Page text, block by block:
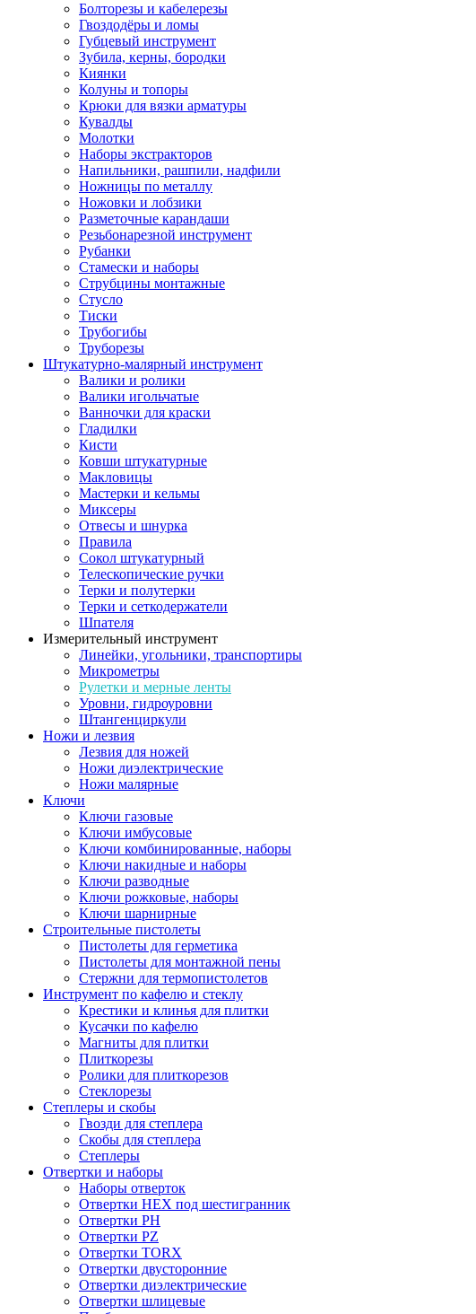
Болторезы и кабелерезы
Гвоздодёры и ломы
Губцевый инструмент
Зубила, керны, бородки
Киянки
Колуны и топоры
Крюки для вязки арматуры
Кувалды
Молотки
Наборы экстракторов
Напильники, рашпили, надфили
Ножницы по металлу
Ножовки и лобзики
Разметочные карандаши
Резьбонарезной инструмент
Рубанки
Стамески и наборы
Струбцины монтажные
Стусло
Тиски
Трубогибы
Труборезы
Штукатурно-малярный инструмент
Валики и ролики
Валики игольчатые
Ванночки для краски
Гладилки
Кисти
Ковши штукатурные
Макловицы
Мастерки и кельмы
Миксеры
Отвесы и шнурка
Правила
Сокол штукатурный
Телескопические ручки
Терки и полутерки
Терки и сеткодержатели
Шпателя
Измерительный инструмент
Линейки, угольники, транспортиры
Микрометры
Рулетки и мерные ленты
Уровни, гидроуровни
Штангенциркули
Ножи и лезвия
Лезвия для ножей
Ножи диэлектрические
Ножи малярные
Ключи
Ключи газовые
Ключи имбусовые
Ключи комбинированные, наборы
Ключи накидные и наборы
Ключи разводные
Ключи рожковые, наборы
Ключи шарнирные
Строительные пистолеты
Пистолеты для герметика
Пистолеты для монтажной пены
Стержни для термопистолетов
Инструмент по кафелю и стеклу
Крестики и клинья для плитки
Кусачки по кафелю
Магниты для плитки
Плиткорезы
Ролики для плиткорезов
Стеклорезы
Степлеры и скобы
Гвозди для степлера
Скобы для степлера
Степлеры
Отвертки и наборы
Наборы отверток
Отвертки HEX под шестигранник
Отвертки PH
Отвертки PZ
Отвертки TORX
Отвертки двусторонние
Отвертки диэлектрические
Отвертки шлицевые